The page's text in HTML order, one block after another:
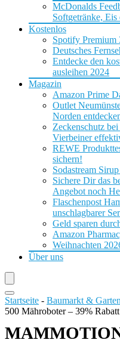
McDonalds
Softgetränke,
Kostenlos
Spotify Premium
Deutsches
Entdecke den
ausleihen 2024
Magazin
Amazon Prime
Outlet
Norden
Zeckenschutz
Vierbeiner
REWE
sichern!
Sodastream
Sichere Dir das
Angebot noch
Flaschenpost
unschlagbarer
Geld sparen
Amazon
Weihnachten
Über uns
Startseite - Baumarkt & Garten
500 Mähroboter – 39% Rabatt